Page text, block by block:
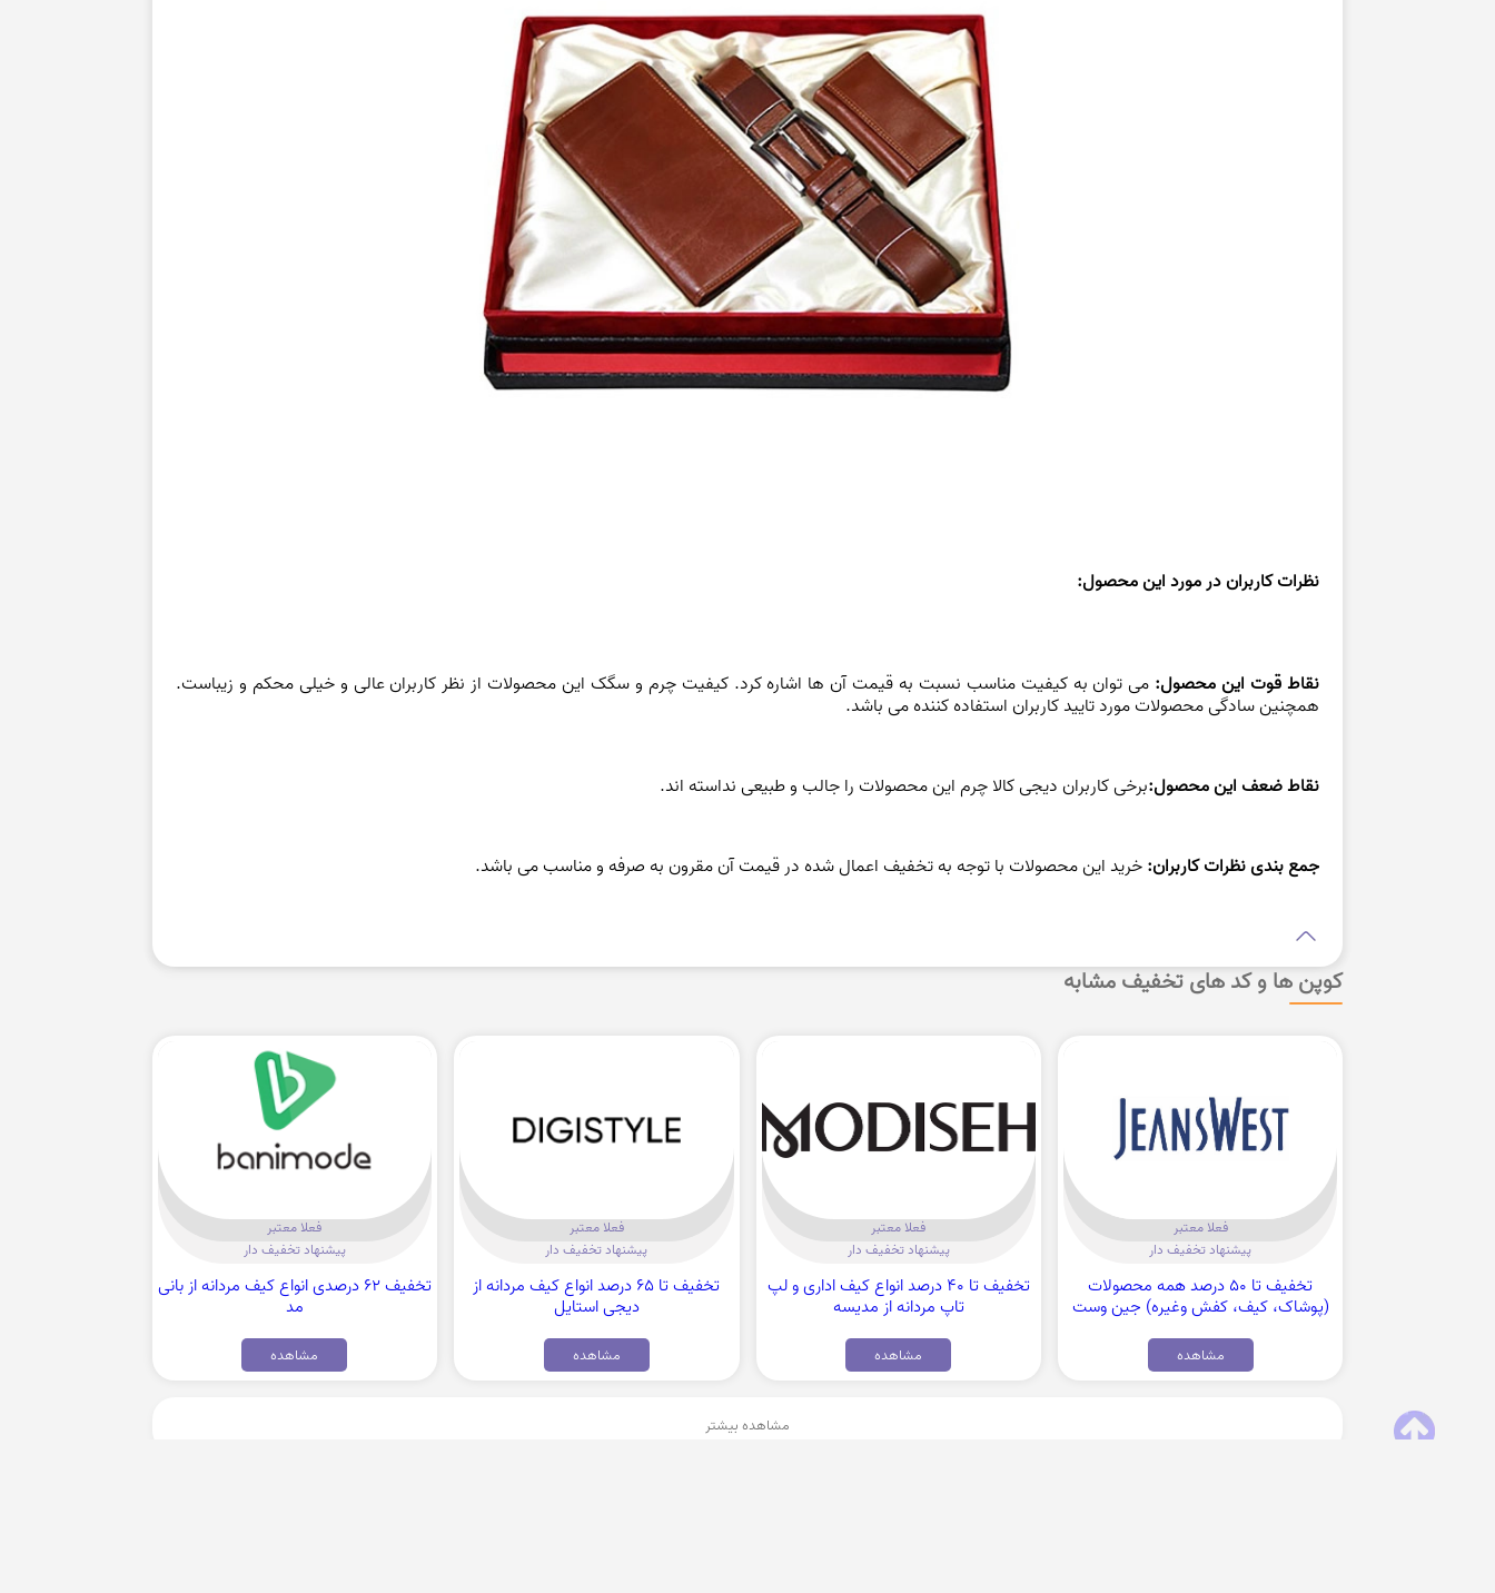
نظرات کاربران در مورد این محصول:
نقاط قوت این محصول: می توان به کیفیت مناسب نسبت به قیمت آن ها اشاره کرد. کیفیت چرم و سگک این محصولات از نظر کاربران عالی و خیلی محکم و زیباست.
همچنین سادگی محصولات مورد تایید کاربران استفاده کننده می باشد.
نقاط ضعف این محصول:برخی کاربران دیجی کالاچرم این محصولات را جالب و طبیعی نداسته اند.
جمع بندی نظرات کاربران: خرید این محصولات با توجه به تخفیف اعمال شده در قیمت آن مقرون به صرفه و مناسب می باشد.
کوپن ها و کد های تخفیف مشابه
فعلا معتبر
پیشنهاد تخفیف دار
تخفیف تا 50 درصد همه محصولات
(پوشاک، کیف، کفش وغیره) جین وست
مشاهده
فعلا معتبر
پیشنهاد تخفیف دار
تخفیف تا 40 درصد انواع کیف اداری و لپ
تاپ مردانه از مدیسه
مشاهده
فعلا معتبر
پیشنهاد تخفیف دار
تخفیف تا 65 درصد انواع کیف مردانه از
دیجی استایل
مشاهده
فعلا معتبر
پیشنهاد تخفیف دار
تخفیف 62 درصدی انواع کیف مردانه از بانی
مد
مشاهده
مشاهده بیشتر